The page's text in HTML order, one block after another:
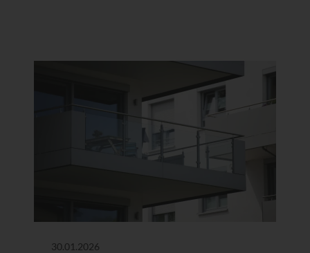
30.01.2026